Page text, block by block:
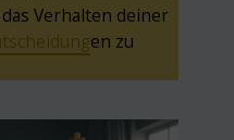
Verhalten deiner
en zu